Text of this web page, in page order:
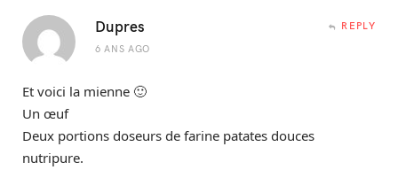
Dupres
6 ANS AGO
REPLY
Et voici la mienne 🙂
Un œuf
Deux portions doseurs de farine patates douces
nutripure.